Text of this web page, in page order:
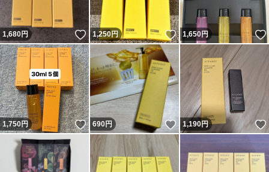
1,680円 いいね！
1,250円 いいね！
1,650円
1,750円 いいね！
690円 いいね！
1,190円